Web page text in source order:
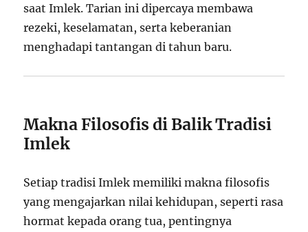
saat Imlek. Tarian ini dipercaya membawa
rezeki, keselamatan, serta keberanian
menghadapi tantangan di tahun baru.
Makna Filosofis di Balik Tradisi
Imlek
Setiap tradisi Imlek memiliki makna filosofis
yang mengajarkan nilai kehidupan, seperti rasa
hormat kepada orang tua, pentingnya